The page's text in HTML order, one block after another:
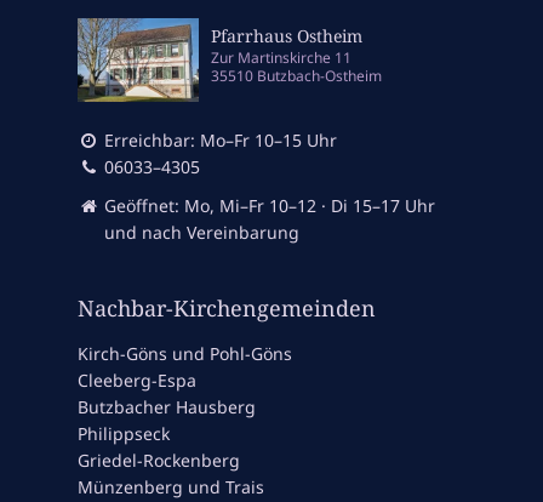
Pfarrhaus Ostheim
Zur Martinskirche 11
35510 Butzbach-Ostheim
Erreichbar: Mo–Fr 10–15 Uhr
06033–4305
Geöffnet: Mo, Mi–Fr 10–12 · Di 15–17 Uhr
und nach Vereinbarung
Nachbar-Kirchengemeinden
Kirch-Göns und Pohl-Göns
Cleeberg-Espa
Butzbacher Hausberg
Philippseck
Griedel-Rockenberg
Münzenberg und Trais